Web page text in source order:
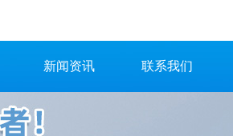
新闻资讯 联系我们